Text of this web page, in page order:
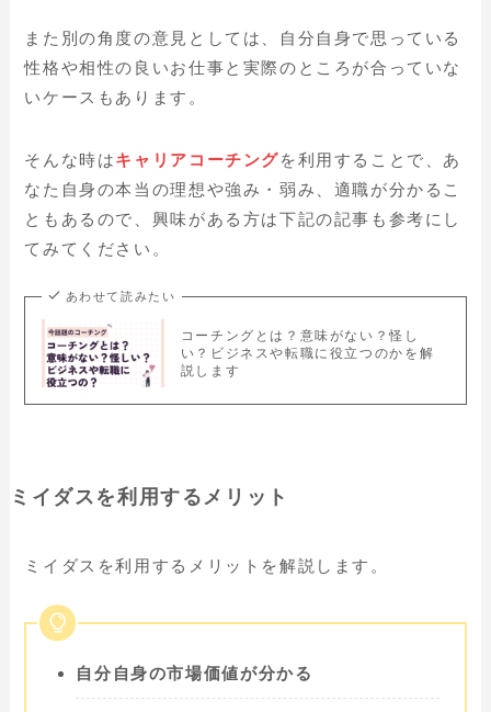
また別の角度の意見としては、自分自身で思っている
性格や相性の良いお仕事と実際のところが合っていな
いケースもあります。
そんな時はキャリアコーチングを利用することで、あ
なた自身の本当の理想や強み・弱み、適職が分かるこ
ともあるので、興味がある方は下記の記事も参考にし
てみてください。
あわせて読みたい
コーチングとは？意味がない？怪し
い？ビジネスや転職に役立つのかを解
説します
ミイダスを利用するメリット
ミイダスを利用するメリットを解説します。
自分自身の市場価値が分かる